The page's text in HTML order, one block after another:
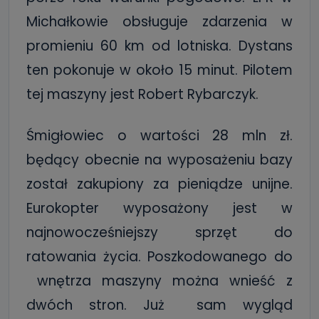
Michałkowie obsługuje zdarzenia w
promieniu 60 km od lotniska. Dystans
ten pokonuje w około 15 minut. Pilotem
tej maszyny jest Robert Rybarczyk.
Śmigłowiec o wartości 28 mln zł.
będący obecnie na wyposażeniu bazy
został zakupiony za pieniądze unijne.
Eurokopter wyposażony jest w
najnowocześniejszy sprzęt do
ratowania życia. Poszkodowanego do
wnętrza maszyny można wnieść z
dwóch stron. Już sam wygląd